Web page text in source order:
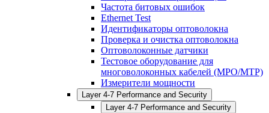
Частота битовых ошибок
Ethernet Test
Идентификаторы оптоволокна
Проверка и очистка оптоволокна
Оптоволоконные датчики
Тестовое оборудование для
многоволоконных кабелей (MPO/MTP)
Измерители мощности
Layer 4-7 Performance and Security
Layer 4-7 Performance and Security